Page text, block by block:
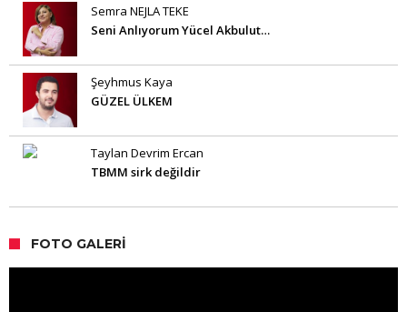
Semra NEJLA TEKE
Seni Anlıyorum Yücel Akbulut…
Şeyhmus Kaya
GÜZEL ÜLKEM
Taylan Devrim Ercan
TBMM sirk değildir
FOTO GALERI